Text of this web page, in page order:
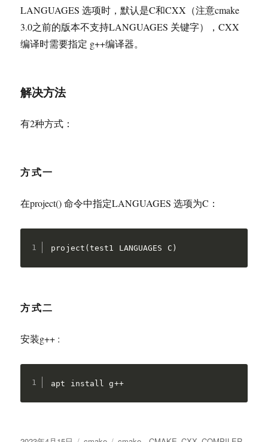
LANGUAGES 选项时，默认是C和CXX（注意cmake
3.0之前的版本不支持LANGUAGES 关键字），CXX
编译时需要指定 g++编译器。
解决方法
有2种方式：
方式一
在project() 命令中指定LANGUAGES 选项为C：
project(test1 LANGUAGES C)
方式二
安装g++ :
apt install g++